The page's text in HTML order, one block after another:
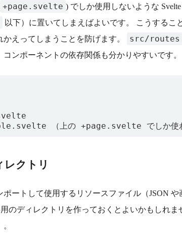
+page.svelte ) でしか使用しないような
以下）に置いてしまえばよいです。 こうするこ
えってしまうことを防げます。
src/routes
ンポーネントの依存関係も分かりやすいです。
レクトリ
ポートして使用するリソースファイル（JSON や
のディレクトリを作っておくとよいかもしれま
。